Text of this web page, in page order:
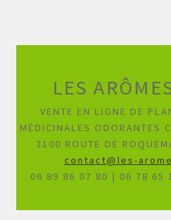
LES
VENTE EN LIGNE DE
MÉDICINALES ODORANTES
3100 ROUTE DE
contact@les-
06 89 86 07 80 | 06 78 65